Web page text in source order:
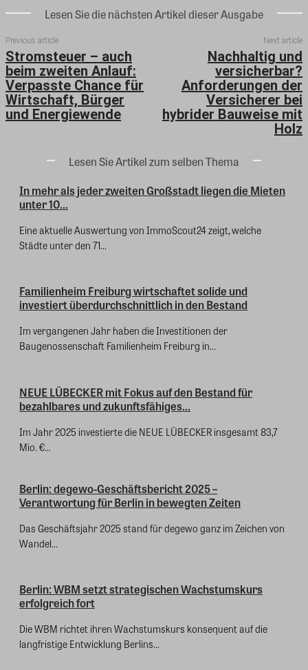
Lesen Sie die nächsten Artikel dieser Ausgabe
Previous article
Stromsteuer – auch
beim zweiten Anlauf:
Verpasste Chance für
Wirtschaft, Bürger
und Energiewende
Next article
Nachhaltig und
versicherbar?
Anforderungen der
Versicherer bei
hybrider Bauweise mit
Holz
Lesen Sie Artikel zum selben Thema
In mehr als jeder zweiten Großstadt liegen die Mieten
unter 10...
Eine aktuelle Auswertung von ImmoScout24 zeigt, welche
Städte unter den 71...
Familienheim Freiburg wirtschaftet solide und
investiert überdurchschnittlich in den Bestand
Im vergangenen Jahr haben die Investitionen der
Baugenossenschaft Familienheim Freiburg in...
NEUE LÜBECKER mit Fokus auf den Bestand für
bezahlbares und zukunftsfähiges...
Im Jahr 2025 investierte die NEUE LÜBECKER insgesamt 83,7
Mio. €...
Berlin: degewo-Geschäftsbericht 2025 –
Verantwortung für Berlin in bewegten Zeiten
Das Geschäftsjahr 2025 stand für degewo ganz im Zeichen von
Wandel...
Berlin: WBM setzt strategischen Wachstumskurs
erfolgreich fort
Die WBM richtet ihren Wachstumskurs konsequent auf die
langfristige Entwicklung Berlins...